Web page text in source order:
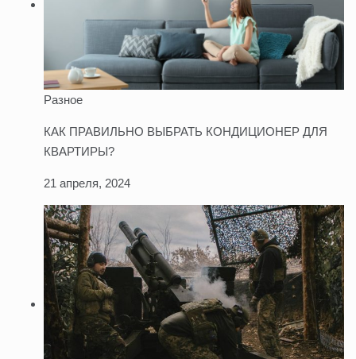
Разное
КАК ПРАВИЛЬНО ВЫБРАТЬ КОНДИЦИОНЕР ДЛЯ
КВАРТИРЫ?
21 апреля, 2024